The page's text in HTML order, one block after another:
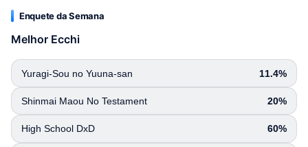
Enquete da Semana
Melhor Ecchi
Yuragi-Sou no Yuuna-san 11.4%
Shinmai Maou No Testament 20%
High School DxD 60%